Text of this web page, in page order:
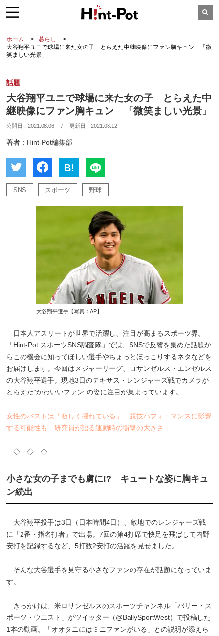
ホーム
暮らし
大谷翔平ユニで球場に来た女の子 とらえた中継映像にファン胸キュン 「微
笑ましい光景」
話題
大谷翔平ユニで球場に来た女の子 とらえた中
継映像にファン胸キュン 「微笑ましい光景」
公開日：2021.08.06 / 更新日：2021.08.12
著者：Hint-Pot編集部
B!
SNS スポーツ 野球
大谷翔平選手【写真：AP】
日本人アスリートが世界で活躍し、注目が高まるスポーツ界。
「Hint-Pot スポーツSNS調査隊」では、SNSで反響を集めた話題か
らこの機会に知ってほしい選手やちょっとほっこりするネタなどを
お届けします。今回はメジャーリーグ、ロサンゼルス・エンゼルス
の大谷翔平選手。現地3日のテキサス・レンジャーズ戦でカメラが
とらえた“かわいいファン”の姿に注目が集まっています。
女性のバストは「激しく揺れている」 競技パフォーマンスに影響
する可能性も…研究員が語る運動時の衝撃の大きさ
◇ ◇ ◇
小さな女の子までも虜に!? キュートな姿に胸キュ
ン続出
大谷翔平投手は3日（日本時間4日）、敵地でのレンジャーズ戦
に「2番・指名打者」で出場。7回の第4打席で快足を飛ばして内野
安打を記録するなど、5打数2安打の活躍を見せました。
そんな大谷選手を見守る小さなファンの存在が話題になっていま
す。
きっかけは、米ロサンゼルスのスポーツチャンネル「バリー・ス
ポーツ・ウエスト」がツイッター（@BallySportWest）で投稿した
1本の動画。「オオタニにはミニファンがいる」との説明が添えら